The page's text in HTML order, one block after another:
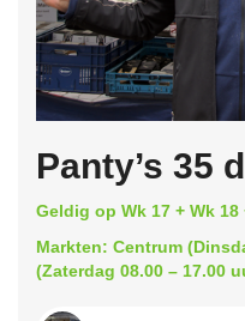
Panty’s 35
Geldig op Wk 17 + Wk 18
Markten: Centrum
(Zaterdag 08.00 – 17.00